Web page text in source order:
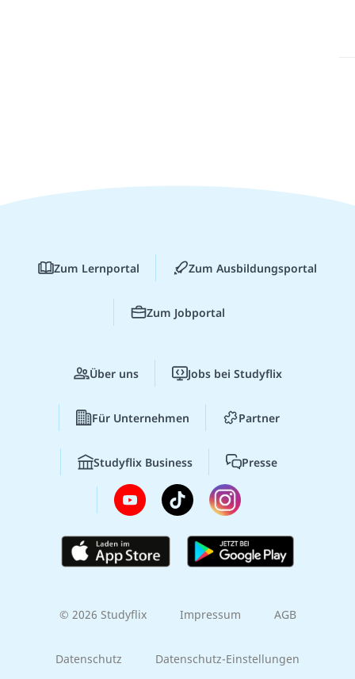
Zum Lernportal Zum Ausbildungsportal
Zum Jobportal
Über uns Jobs bei Studyflix
Für Unternehmen Partner
Studyflix Business Presse
© 2026 Studyflix Impressum AGB
Datenschutz Datenschutz-Einstellungen